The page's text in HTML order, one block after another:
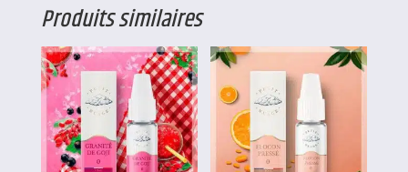
Produits similaires